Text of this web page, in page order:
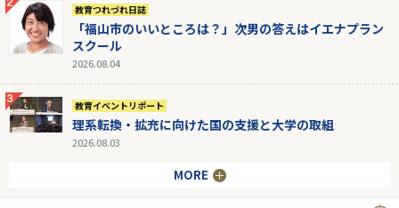
教育つれづれ日誌
「福山市のいいところは？」次男の答えはイエナプラン
スクール
2026.08.04
教育イベントリポート
理系転換・拡充に向けた国の支援と大学の取組
2026.08.03
MORE